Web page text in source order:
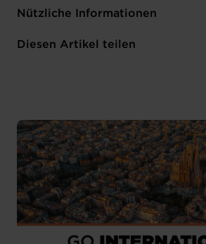
Nützliche Informationen
Montag 5 Mai 2025 > Mittwoch 7 Mai 2025
Diesen Artikel teilen